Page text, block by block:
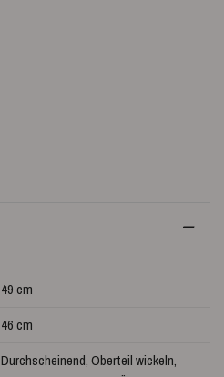
49 cm
46 cm
Durchscheinend, Oberteil wickeln,